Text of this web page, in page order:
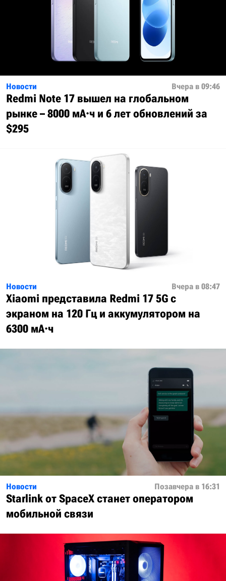
Новости Вчера в 09:46
Redmi Note 17 вышел на глобальном
рынке – 8000 мА·ч и 6 лет обновлений за
$295
Новости Вчера в 08:47
Xiaomi представила Redmi 17 5G с
экраном на 120 Гц и аккумулятором на
6300 мА·ч
Новости Позавчера в 16:31
Starlink от SpaceX станет оператором
мобильной связи